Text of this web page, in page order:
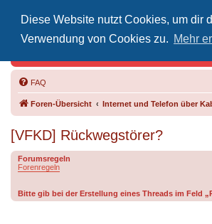
Diese Website nutzt Cookies, um dir
Verwendung von Cookies zu. Mehr
FAQ
Foren-Übersicht Internet und Telefon über
[VFKD] Rückwegstörer?
Forumsregeln
Forenregeln
Bitte gib bei der Erstellung eines Threads im Feld